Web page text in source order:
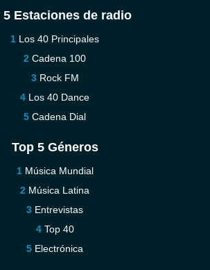
5 Estaciones de radio
Los 40 Principales
Cadena 100
Rock FM
Los 40 Dance
Cadena Dial
Top 5 Géneros
Música Mundial
Música Latina
Entrevistas
Top 40
Electrónica